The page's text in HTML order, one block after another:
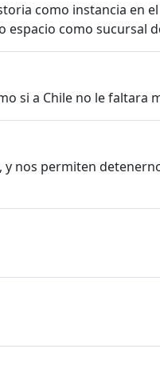
como instancia en
como sucursal
si a Chile no le faltara
nos permiten